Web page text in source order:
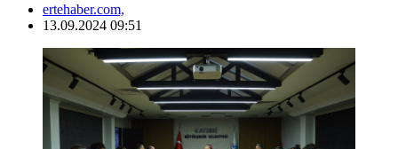
ertehaber.com,
13.09.2024 09:51